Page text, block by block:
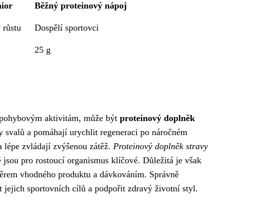
Běžný proteinový nápoj
Dospělí sportovci
25 g
aktivitám, může být proteinový doplněk
a pomáhají urychlit regeneraci po náročném
zvládají zvýšenou zátěž. Proteinový doplněk stravy
pro rostoucí organismus klíčové. Důležitá je však
vhodného produktu a dávkováním. Správně
jejich sportovních cílů a podpořit zdravý životní styl.